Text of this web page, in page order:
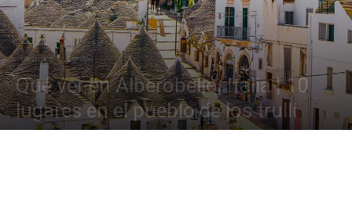
Destinos Europa
Qué ver en Alberobello, Italia | 10
lugares en el pueblo de los trulli